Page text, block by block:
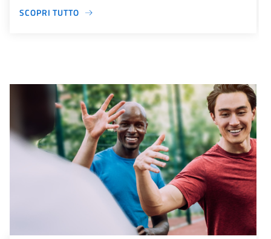
SCOPRI TUTTO